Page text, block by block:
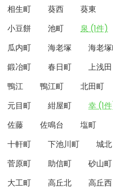
相生町 葵西 葵東
小豆餅
池町 泉 (1件)
瓜内町
海老塚 海老
鍛冶町
春日町 上浅田
鴨江
鴨江町 北田町
元目町
紺屋町 幸 (1
佐藤
佐鳴台 塩町
十軒町
下池川町 城北
菅原町
助信町 砂山町
大工町
高丘北 高丘西